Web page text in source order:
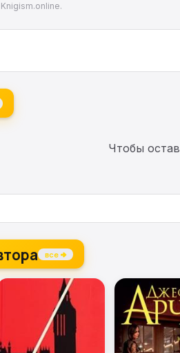
Чтобы
все →